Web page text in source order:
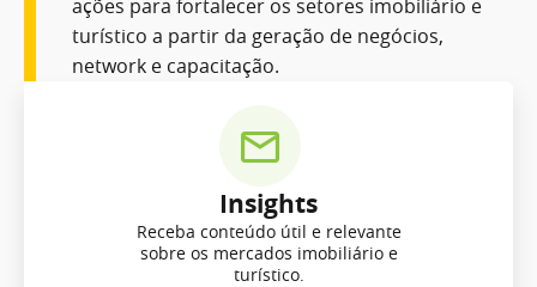
ações para fortalecer os setores imobiliário e
turístico a partir da geração de negócios,
network e capacitação.
Insights
Receba conteúdo útil e relevante
sobre os mercados imobiliário e
turístico.